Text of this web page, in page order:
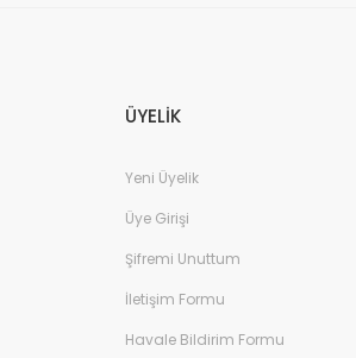
ÜYELİK
Yeni Üyelik
Üye Girişi
Şifremi Unuttum
İletişim Formu
Havale Bildirim Formu